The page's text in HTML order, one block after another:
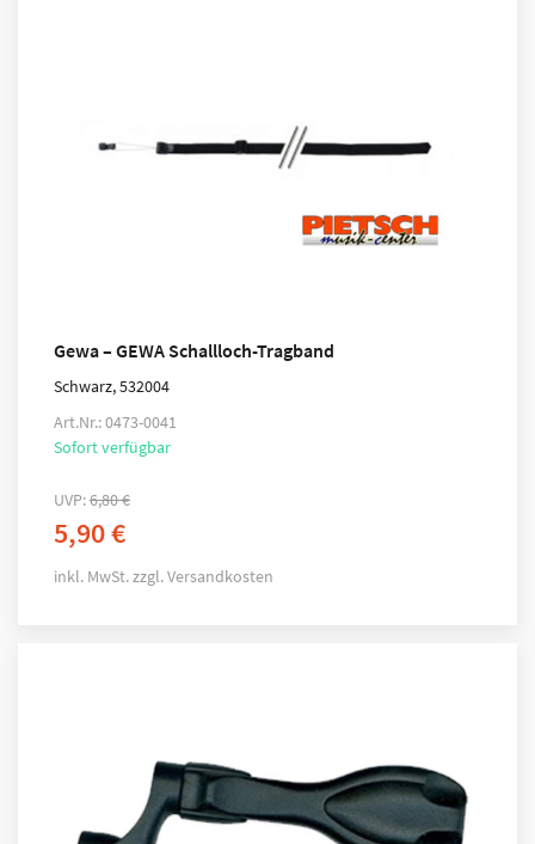
Gewa – GEWA Schallloch-Tragband
Schwarz, 532004
Art.Nr.: 0473-0041
Sofort verfügbar
UVP:6,80€
5,90€
inkl. MwSt. zzgl.Versandkosten